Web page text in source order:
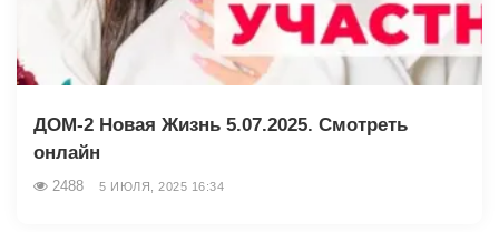
ДОМ-2 Новая Жизнь 5.07.2025. Смотреть
онлайн
2488 5 ИЮЛЯ, 2025 16:34